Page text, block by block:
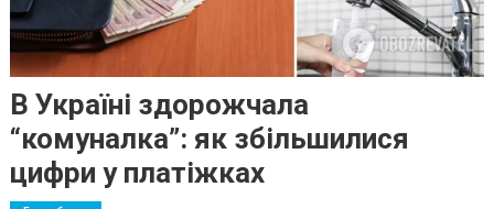
В Україні здорожчала
“комуналка”: як збільшилися
цифри у платіжках